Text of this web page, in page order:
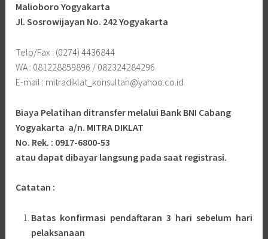
Malioboro Yogyakarta
Jl. Sosrowijayan No. 242 Yogyakarta
Telp/Fax : (0274) 4436844
WA : 081228859896 / 082324284296
E-mail : mitradiklat_konsultan@yahoo.co.id
Biaya Pelatihan ditransfer melalui Bank BNI Cabang
Yogyakarta a/n. MITRA DIKLAT
No. Rek. : 0917-6800-53
atau dapat dibayar langsung pada saat registrasi.
Catatan :
Batas konfirmasi pendaftaran 3 hari sebelum hari
pelaksanaan